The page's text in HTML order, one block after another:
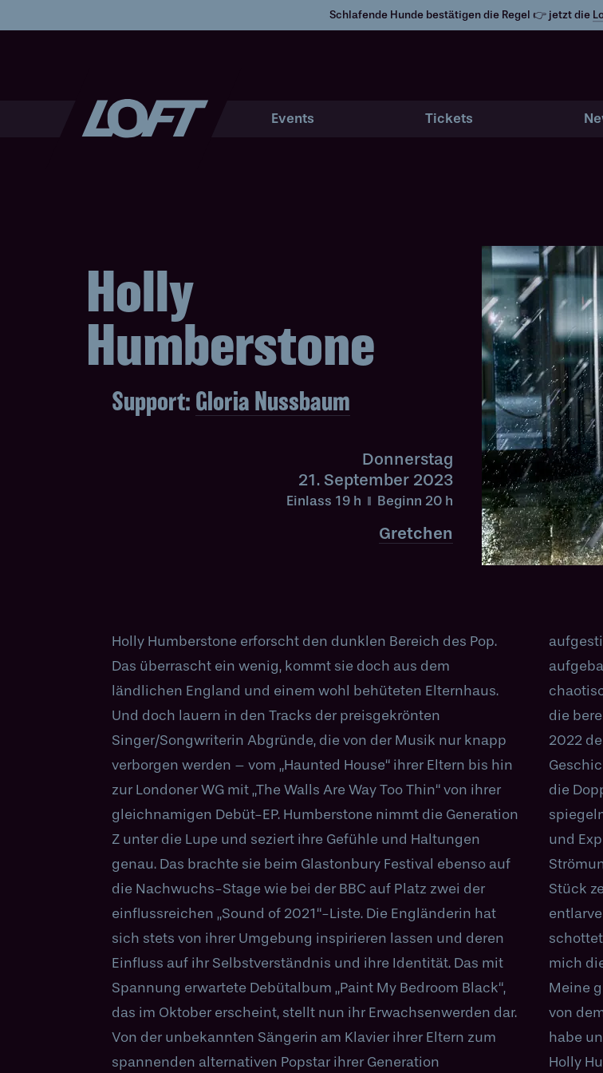
Schlafende Hunde bestätigen die Regel 👉 jetzt die
Events Tickets
Holly
Humberstone
Support: Gloria Nussbaum
Donnerstag
21. September 2023
Einlass 19 h Beginn 20 h
Gretchen
Holly Humberstone erforscht den dunklen Bereich des Pop.
Das überrascht ein wenig, kommt sie doch aus dem
ländlichen England und einem wohl behüteten Elternhaus.
Und doch lauern in den Tracks der preisgekrönten
Singer/Songwriterin Abgründe, die von der Musik nur knapp
verborgen werden – vom „Haunted House“ ihrer Eltern bis hin
zur Londoner WG mit „The Walls Are Way Too Thin“ von ihrer
gleichnamigen Debüt-EP. Humberstone nimmt die Generation
Z unter die Lupe und seziert ihre Gefühle und Haltungen
genau. Das brachte sie beim Glastonbury Festival ebenso auf
die Nachwuchs-Stage wie bei der BBC auf Platz zwei der
einflussreichen „Sound of 2021“-Liste. Die Engländerin hat
sich stets von ihrer Umgebung inspirieren lassen und deren
Einfluss auf ihr Selbstverständnis und ihre Identität. Das mit
Spannung erwartete Debütalbum „Paint My Bedroom Black“,
das im Oktober erscheint, stellt nun ihr Erwachsenwerden dar.
Von der unbekannten Sängerin am Klavier ihrer Eltern zum
spannenden alternativen Popstar ihrer Generation
aufgestiegen, ist der dunkle und jenseitige Raum, den Holly
aufgebaut hat und in den sie ihre Fans einlädt, ein Abbild ihrer
chaotischen Gedanken und tiefen Gefühle. Für Humberstone,
die bereits für zwei Ivor Novello Awards nominiert wurde und
2022 den BRIT Rising Star gewann, sind die starken
Geschichten das Herzstück ihrer Songs. Die beiden Vorboten,
die Doppel-A-Side-Single „Antichrist“ und „Room Service“,
spiegeln die beiden Seiten der Künstlerin, das Introspektive
und Expressive wider, zwei gegensätzliche ästhetische
Strömungen, die ihre Lyrics und Sounds prägen. Im ersten
Stück zeichnet sie in einer Ballade des Selbsthasses ein
entlarvendes Bild ihrer letzten Trennung, mit „Room Service“
schottet sie sich dagegen komplett von der Welt ab. „Ich fühle
mich die Hälfte der Zeit wie zwei verschiedene Menschen.
Meine größte Herausforderung ist es immer, etwas zu machen,
von dem ich das Gefühl habe, dass ich es noch nie gemacht
habe und das neue Teile von mir zeigt.“ Im September kommt
Holly